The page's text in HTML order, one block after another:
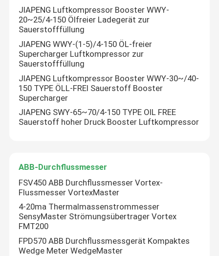
JIAPENG Luftkompressor Booster WWY-
20~25/4-150 Ölfreier Ladegerät zur
Sauerstofffüllung
JIAPENG WWY-(1-5)/4-150 ÖL-freier
Supercharger Luftkompressor zur
Sauerstofffüllung
JIAPENG Luftkompressor Booster WWY-30~/40-
150 TYPE ÖLL-FREI Sauerstoff Booster
Supercharger
JIAPENG SWY-65~70/4-150 TYPE OIL FREE
Sauerstoff hoher Druck Booster Luftkompressor
ABB-Durchflussmesser
FSV450 ABB Durchflussmesser Vortex-
Flussmesser VortexMaster
4-20ma Thermalmassenstrommesser
SensyMaster Strömungsübertrager Vortex
FMT200
FPD570 ABB Durchflussmessgerät Kompaktes
Wedge Meter WedgeMaster